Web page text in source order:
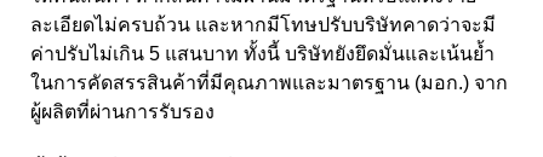
ละเอียดไม่ครบถ้วน และหากมีโทษปรับบริษัทคาดว่าจะมี
ค่าปรับไม่เกิน 5 แสนบาท ทั้งนี้ บริษัทยังยึดมั่นและเน้นย้ำ
ในการคัดสรรสินค้าที่มีคุณภาพและมาตรฐาน (มอก.) จาก
ผู้ผลิตที่ผ่านการรับรอง